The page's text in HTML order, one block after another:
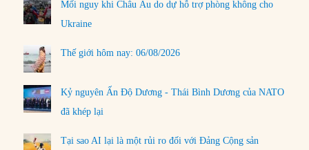
Mối nguy khi Châu Âu do dự hỗ trợ phòng không cho
Ukraine
Thế giới hôm nay: 06/08/2026
Kỷ nguyên Ấn Độ Dương - Thái Bình Dương của NATO
đã khép lại
Tại sao AI lại là một rủi ro đối với Đảng Cộng sản